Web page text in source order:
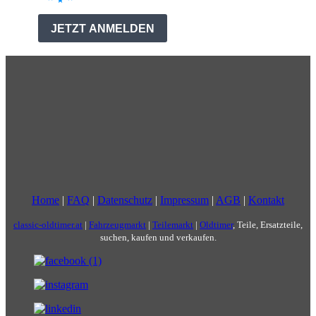
Home | FAQ | Datenschutz | Impressum | AGB | Kontakt
classic-oldtimer.at | Fahrzeugmarkt | Teilemarkt | Oldtimer, Teile, Ersatzteile,
suchen, kaufen und verkaufen.